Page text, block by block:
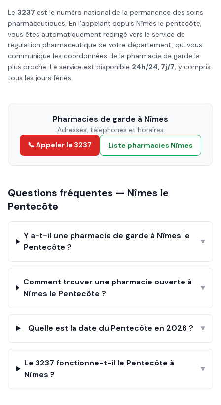
Le 3237 est le numéro national de la permanence des soins
pharmaceutiques. En l'appelant depuis Nîmes le pentecôte,
vous êtes automatiquement redirigé vers le service de
régulation pharmaceutique de votre département, qui vous
communique les coordonnées de la pharmacie de garde la
plus proche. Le service est disponible 24h/24, 7j/7, y compris
tous les jours fériés.
Pharmacies de garde à Nîmes
Adresses, téléphones et horaires
📞 Appeler le 3237
Liste pharmacies Nîmes
Questions fréquentes — Nîmes le
Pentecôte
Y a-t-il une pharmacie de garde à Nîmes le
Pentecôte ?
▾
Comment trouver une pharmacie ouverte à
Nîmes le Pentecôte ?
▾
Quelle est la date du Pentecôte en 2026 ? ▾
Le 3237 fonctionne-t-il le Pentecôte à
Nîmes ?
▾